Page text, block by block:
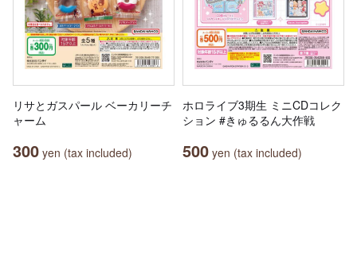
リサとガスパール ベーカリーチ
ャーム
300 yen (tax included)
ホロライブ3期生 ミニCDコレク
ション #きゅるるん大作戦
500 yen (tax included)